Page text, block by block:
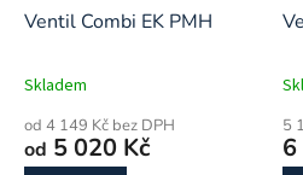
Ventil Combi EK PMH
Skladem
od 4 149 Kč bez DPH
od 5 020 Kč
5
6